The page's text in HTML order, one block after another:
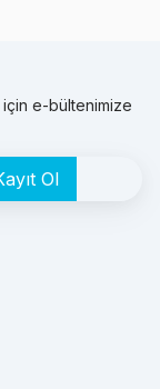
e-bültenimize
Ol